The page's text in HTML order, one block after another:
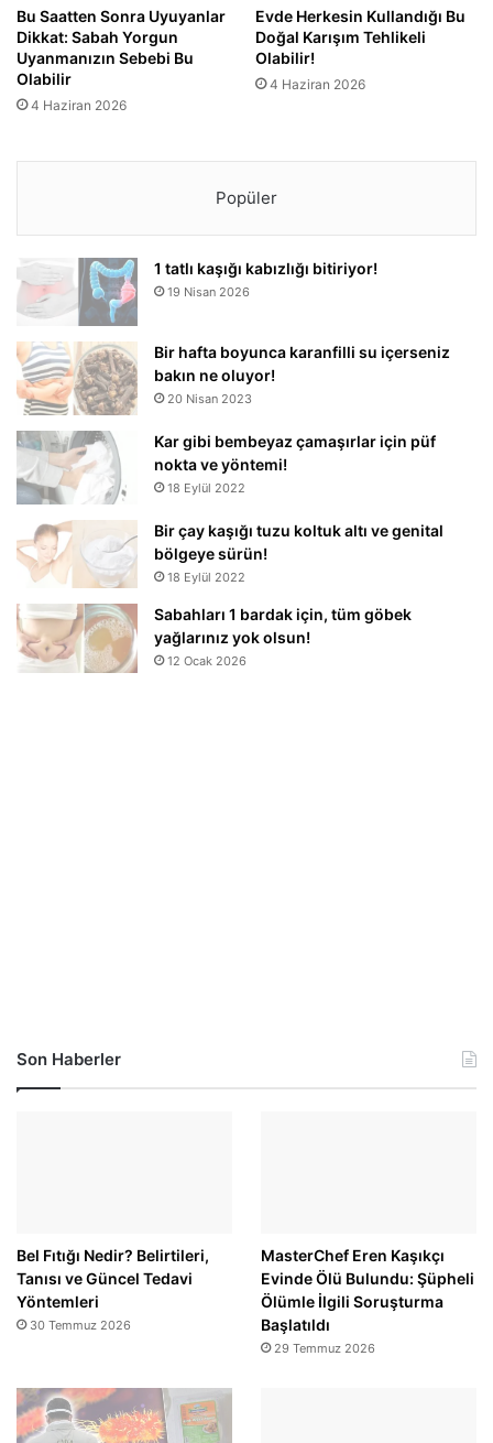
Bu Saatten Sonra Uyuyanlar
Dikkat: Sabah Yorgun
Uyanmanızın Sebebi Bu
Olabilir
4 Haziran 2026
Evde Herkesin Kullandığı Bu
Doğal Karışım Tehlikeli
Olabilir!
4 Haziran 2026
Popüler
1 tatlı kaşığı kabızlığı bitiriyor!
19 Nisan 2026
Bir hafta boyunca karanfilli su içerseniz
bakın ne oluyor!
20 Nisan 2023
Kar gibi bembeyaz çamaşırlar için püf
nokta ve yöntemi!
18 Eylül 2022
Bir çay kaşığı tuzu koltuk altı ve genital
bölgeye sürün!
18 Eylül 2022
Sabahları 1 bardak için, tüm göbek
yağlarınız yok olsun!
12 Ocak 2026
Son Haberler
Bel Fıtığı Nedir? Belirtileri,
Tanısı ve Güncel Tedavi
Yöntemleri
30 Temmuz 2026
MasterChef Eren Kaşıkçı
Evinde Ölü Bulundu: Şüpheli
Ölümle İlgili Soruşturma
Başlatıldı
29 Temmuz 2026